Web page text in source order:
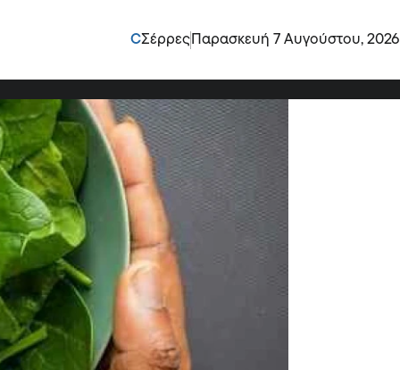
CΣέρρες Παρασκευή 7 Αυγούστου, 2026